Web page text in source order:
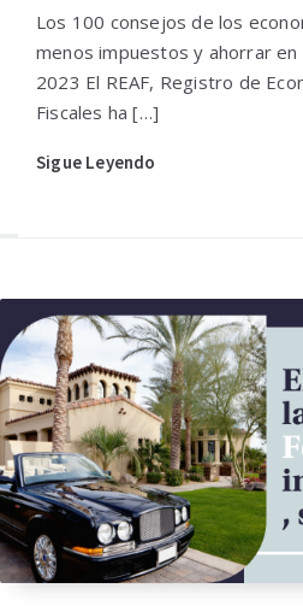
Los 100 consejos de los
menos impuestos y ahorrar
2023 El REAF, Registro de
Fiscales ha […]
Sigue Leyendo